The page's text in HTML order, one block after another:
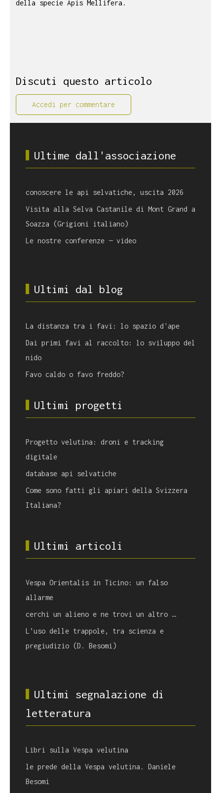
della specie Apis Mellifera.
Discuti questo articolo
Accedi per commentare
Ultime dall'associazione
conoscere le api selvatiche, uscita 2026
Visita alla Selva Castanile di Mont Grand a
Soazza (Grigioni italiano)
Le nostre conferenze — video
Ultimi dal blog
La distanza tra i favi: lo spazio d'ape
Dai primi favi al raccolto: lo sviluppo del
nido
Favo caldo o favo freddo?
Ultimi progetti
Progetto velutina: droni e tracking
digitale
database api selvatiche
Come sono fatti gli apiari della Svizzera
Italiana?
Ultimi articoli
Vespa Orientalis in Ticino: un falso
allarme
cerchi un alieno e ne trovi un altro …
L’uso delle trappole, tra scienza e
pregiudizio (D. Besomi)
Ultimi segnalazione di
letteratura
Libri sulla Vespa velutina
le prede della Vespa velutina. Daniele
Besomi